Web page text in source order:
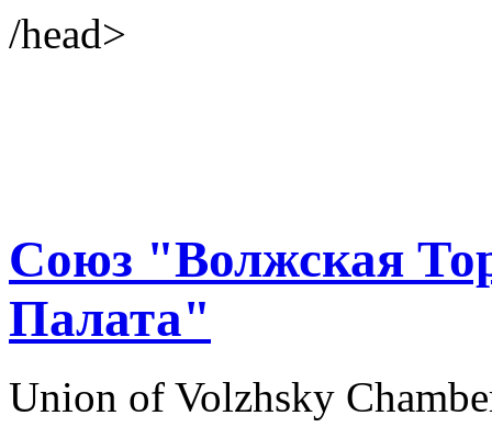
/head>
Союз "Волжская
Палата"
Union of Volzhsky